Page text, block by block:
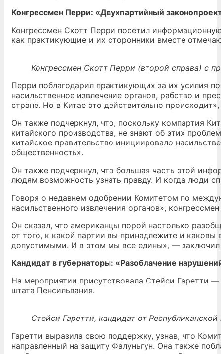
Конгрессмен Перри: «Двухпартийный
Конгрессмен Скотт Перри посетил
как практикующие и их сторонники вместе
Конгрессмен Скотт Перри (второй справа) с
Перри поблагодарил практикующих за их усилия
насильственное извлечение органов, рабство и
стране. Но в Китае это действительно
Он также подчеркнул, что, поскольку компартия
китайского производства, не знают об этих
китайское правительство инициировало
общественность».
Он также подчеркнул, что большая часть этой
людям возможность узнать правду. И когда люди
Говоря о недавнем одобрении Комитетом по
насильственного извлечения органов»,
Он сказал, что американцы порой настолько
от того, к какой партии вы принадлежите и каковы
допустимыми. И в этом мы все едины», — заключил
Кандидат в губернаторы: «Разоблачение
На мероприятии присутствовала Стейси Гаретти
штата Пенсильвания.
Стейси Гаретти, кандидат от
Гаретти выразила свою поддержку, узнав, что
направленный на защиту Фалуньгун. Она также